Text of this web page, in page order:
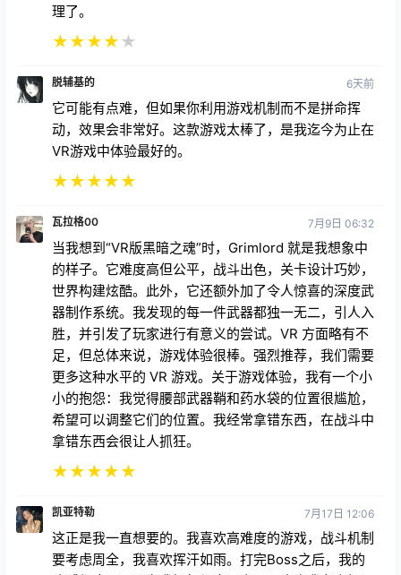
理了。
★★★★★
脱辅基的 6天前
它可能有点难，但如果你利用游戏机制而不是拼命挥
动，效果会非常好。这款游戏太棒了，是我迄今为止在
VR游戏中体验最好的。
★★★★★
瓦拉格00 7月9日 06:32
当我想到“VR版黑暗之魂”时，Grimlord 就是我想象中
的样子。它难度高但公平，战斗出色，关卡设计巧妙，
世界构建炫酷。此外，它还额外加了令人惊喜的深度武
器制作系统。我发现的每一件武器都独一无二，引人入
胜，并引发了玩家进行有意义的尝试。VR 方面略有不
足，但总体来说，游戏体验很棒。强烈推荐，我们需要
更多这种水平的 VR 游戏。关于游戏体验，我有一个小
小的抱怨：我觉得腰部武器鞘和药水袋的位置很尴尬，
希望可以调整它们的位置。我经常拿错东西，在战斗中
拿错东西会很让人抓狂。
★★★★★
凯亚特勒 7月17日 12:06
这正是我一直想要的。我喜欢高难度的游戏，战斗机制
要考虑周全，我喜欢挥汗如雨。打完Boss之后，我的